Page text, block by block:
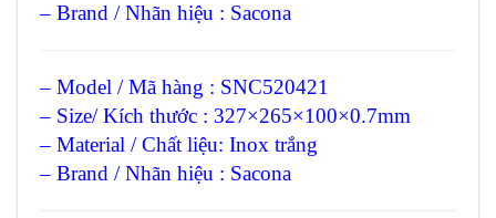
– Brand / Nhãn hiệu : Sacona
– Model / Mã hàng : SNC520421
– Size/ Kích thước : 327×265×100×0.7mm
– Material / Chất liệu: Inox trắng
– Brand / Nhãn hiệu : Sacona